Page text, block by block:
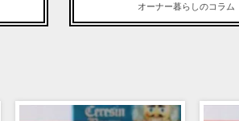
オーナー暮らしのコラム